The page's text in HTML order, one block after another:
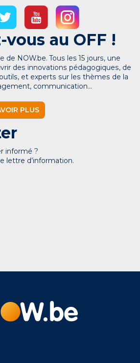
au OFF !
de NOW.be. Tous les 15 jours, une
des innovations pédagogiques, de
et experts sur les thèmes de la
communication…
PLUS
informé ?
lettre d’information.